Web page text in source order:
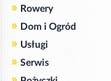
» Rowery
» Dom i Ogród
» Usługi
» Serwis